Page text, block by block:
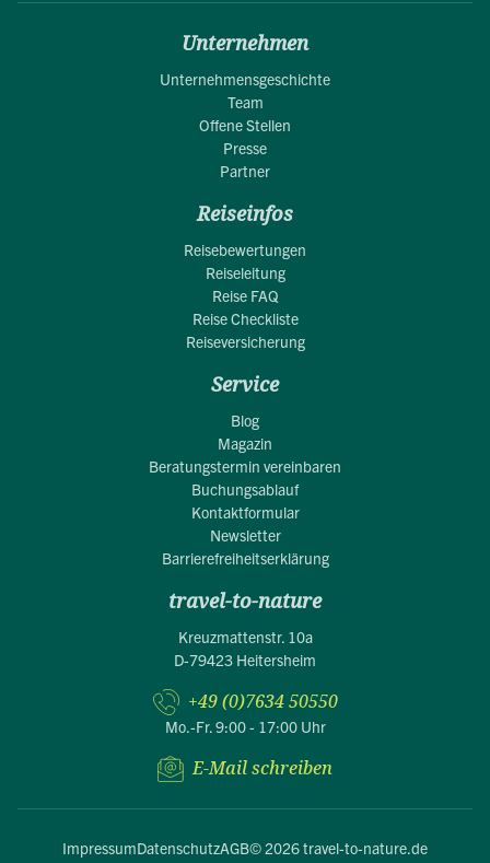
Unternehmen
Unternehmensgeschichte
Team
Offene Stellen
Presse
Partner
Reiseinfos
Reisebewertungen
Reiseleitung
Reise FAQ
Reise Checkliste
Reiseversicherung
Service
Blog
Magazin
Beratungstermin vereinbaren
Buchungsablauf
Kontaktformular
Newsletter
Barrierefreiheitserklärung
travel-to-nature
Kreuzmattenstr. 10a
D-79423 Heitersheim
+49 (0)7634 50550
Mo.-Fr. 9:00 - 17:00 Uhr
E-Mail schreiben
ImpressumDatenschutzAGB© 2026 travel-to-nature.de